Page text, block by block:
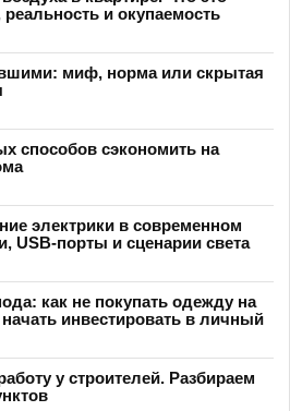
и окупаемость
миф, норма или скрытая
способов сэкономить на
электрики в современном
USB-порты и сценарии света
как не покупать одежду на
инвестировать в личный
у строителей. Разбираем